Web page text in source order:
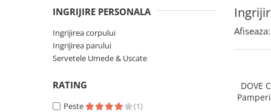
EYFEL Odorizant Auto 10 ml
Betisoare 120 ml
EYFEL Spray Odorizant 400 ml
LORIS Odorizant cu Betisoare 120
INGRIJIRE PERSONALA
Ingrijirea corpului
Ingrijirea parului
Servetele Umede & Uscate
RATING
Peste
(1)
Afiseaza:
DOVE